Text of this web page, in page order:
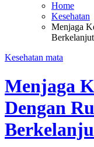
Home
Kesehatan
Menjaga
Kesehatan mata
Menjaga
Dengan